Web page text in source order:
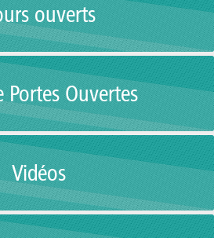
ouverts
Portes Ouvertes
Vidéos